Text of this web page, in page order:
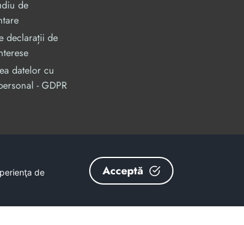
de
declarații de
datelor cu
- GDPR
Sipoca: 128880/652;www.fonduri-ue.ro,www.poca.ro
în mod obligatoriu poziția oficială a Uniunii Europene.
de
Acceptă